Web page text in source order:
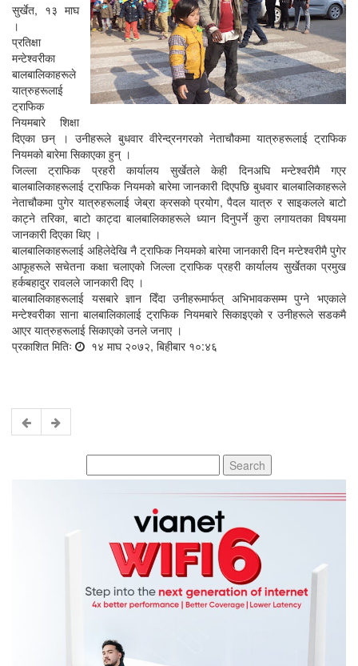
सुर्खेत, १३ माघ
।
प्रतिक्षा
मन्टेश्वरीका
बालबालिकाहरूले
यात्रुहरूलाई
ट्राफिक
नियमबारे शिक्षा
दिएका छन् । उनीहरूले बुधवार वीरेन्द्रनगरको नेताचौकमा यात्रुहरूलाई ट्राफिक
नियमको बारेमा सिकाएका हुन् ।
जिल्ला ट्राफिक प्रहरी कार्यालय सुर्खेतले केही दिनअघि मन्टेश्वरीमै गएर
बालबालिकाहरूलाई ट्राफिक नियमको बारेमा जानकारी दिएपछि बुधवार बालबालिकाहरूले
नेताचौकमा पुगेर यात्रुहरूलाई जेब्रा क्रसको प्रयोग, पैदल यात्रु र साइकलले बाटो
काट्ने तरिका, बाटो काट्दा बालबालिकाहरूले ध्यान दिनुपर्ने कुरा लगायतका विषयमा
जानकारी दिएका थिए ।
बालबालिकाहरूलाई अहिलेदेखि नै ट्राफिक नियमको बारेमा जानकारी दिन मन्टेश्वरीमै पुगेर
आफूहरूले सचेतना कक्षा चलाएको जिल्ला ट्राफिक प्रहरी कार्यालय सुर्खेतका प्रमुख
हर्कबहादुर रावलले जानकारी दिए ।
बालबालिकाहरूलाई यसबारे ज्ञान दिँदा उनीहरूमार्फत् अभिभावकसम्म पुग्ने भएकाले
मन्टेश्वरीका साना बालबालिकालाई ट्राफिक नियमबारे सिकाइएको र उनीहरूले सडकमै
आएर यात्रुहरूलाई सिकाएको उनले जनाए ।
प्रकाशित मितिः
१४ माघ २०७२, बिहीबार १०:४६
for: